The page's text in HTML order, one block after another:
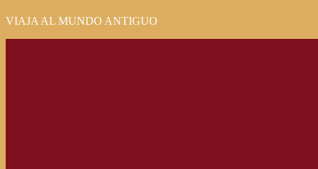
VIAJA AL MUNDO ANTIGUO